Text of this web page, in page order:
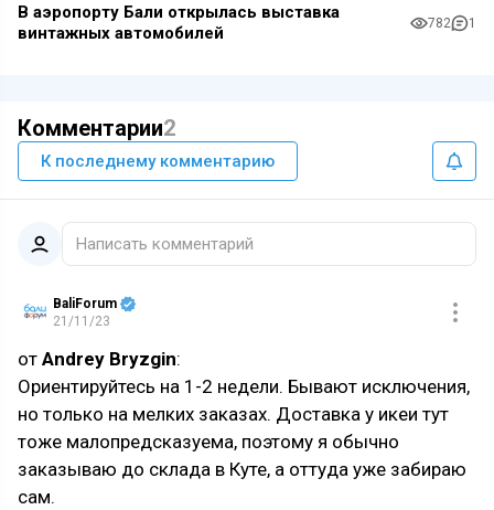
В аэропорту Бали открылась выставка
винтажных автомобилей
782 1
Комментарии2
К последнему комментарию
Написать комментарий
BaliForum
21/11/23
от Andrey Bryzgin:
Ориентируйтесь на 1-2 недели. Бывают исключения,
но только на мелких заказах. Доставка у икеи тут
тоже малопредсказуема, поэтому я обычно
заказываю до склада в Куте, а оттуда уже забираю
сам.